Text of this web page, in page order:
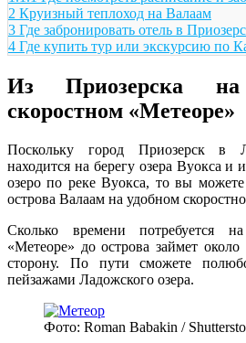
2 Круизный теплоход на Валаам
3 Где забронировать отель в
4 Где купить тур или экскурсию по
Из Приозерска
скоростном «Метеоре»
Поскольку город Приозерск в
находится на берегу озера Вуокса и
озеро по реке Вуокса, то вы
острова Валаам на удобном
Сколько времени потребуется
«Метеоре» до острова займет
сторону. По пути сможете
пейзажами Ладожского озера.
Фото: Roman Babakin /